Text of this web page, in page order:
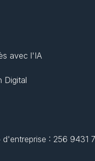
avec l'IA
Digital
d'entreprise : 256